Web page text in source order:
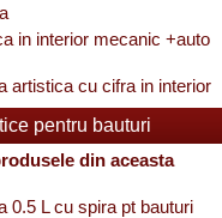
in interior mecanic +auto
artistica cu cifra in interior
pentru bauturi
din aceasta
0.5 L cu spira pt bauturi